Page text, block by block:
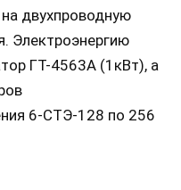
двухпроводную
Электроэнергию
ГТ-4563А (1кВт), а
6-СТЭ-128 по 256